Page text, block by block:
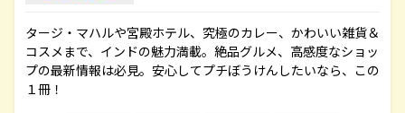
タージ・マハルや宮殿ホテル、究極のカレー、かわいい雑貨＆
コスメまで、インドの魅力満載。絶品グルメ、高感度なショッ
プの最新情報は必見。安心してプチぼうけんしたいなら、この
１冊！